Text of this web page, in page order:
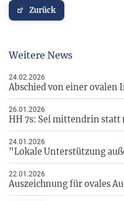
Zurück
Weitere News
24.02.2026
Abschied von einer
26.01.2026
HH 7s: Sei mittendrin statt
24.01.2026
"Lokale Unterstützung
22.01.2026
Auszeichnung für ovales